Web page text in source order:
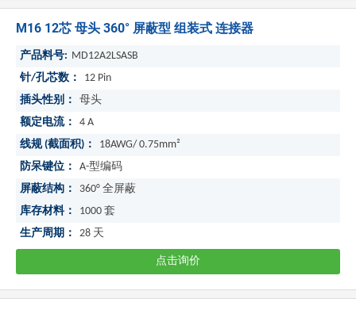
M16 12芯 母头 360° 屏蔽型 组装式 连接器
产品料号: MD12A2LSASB
针/孔芯数：
12 Pin
插头性别：
母头
额定电流：
4 A
线规 (截面积)：
18AWG/ 0.75mm²
防呆键位：
A-型编码
屏蔽结构：
360° 全屏蔽
库存材料：
1000 套
生产周期：
28 天
点击询价